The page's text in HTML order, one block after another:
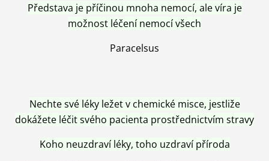
Představa je příčinou mnoha nemocí, ale víra je
možnost léčení nemocí všech
Paracelsus
Nechte své léky ležet v chemické misce, jestliže
dokážete léčit svého pacienta prostřednictvím stravy
Koho neuzdraví léky, toho uzdraví příroda